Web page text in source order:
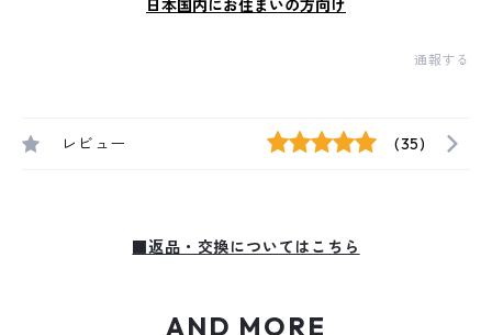
日本国内にお住まいの方向け
通報する
レビュー (35)
■返品・交換についてはこちら
AND MORE